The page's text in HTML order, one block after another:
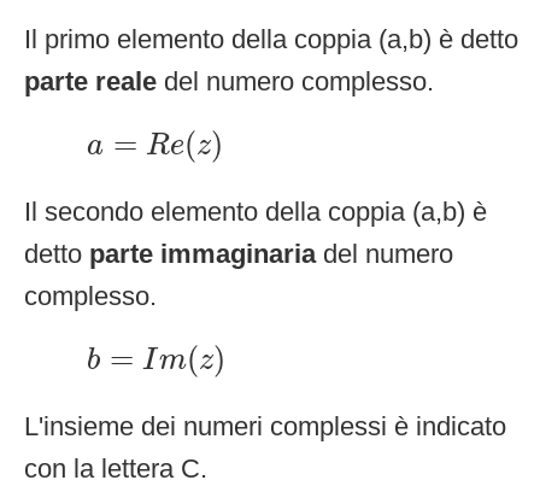
Il primo elemento della coppia (a,b) è detto
parte reale del numero complesso.
a = Re(z)
Re z
Il secondo elemento della coppia (a,b) è
detto parte immaginariadel numero
complesso.
b = Im(z)
m( z)
L'insieme dei numeri complessi è indicato
con la lettera C.